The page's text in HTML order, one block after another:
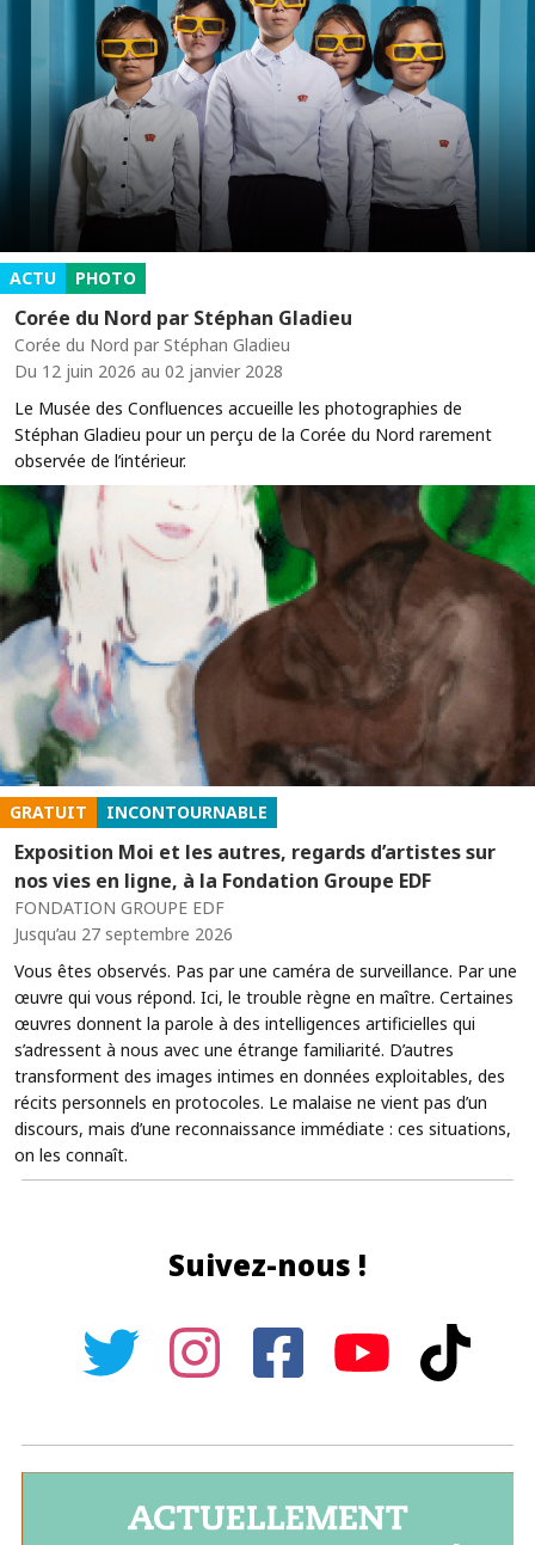
ACTU PHOTO
Corée du Nord par Stéphan Gladieu
Corée du Nord par Stéphan Gladieu
Du 12 juin 2026 au 02 janvier 2028
Le Musée des Confluences accueille les photographies de
Stéphan Gladieu pour un perçu de la Corée du Nord rarement
observée de l’intérieur.
GRATUIT INCONTOURNABLE
Exposition Moi et les autres, regards d’artistes sur
nos vies en ligne, à la Fondation Groupe EDF
FONDATION GROUPE EDF
Jusqu’au 27 septembre 2026
Vous êtes observés. Pas par une caméra de surveillance. Par une
œuvre qui vous répond. Ici, le trouble règne en maître. Certaines
œuvres donnent la parole à des intelligences artificielles qui
s’adressent à nous avec une étrange familiarité. D’autres
transforment des images intimes en données exploitables, des
récits personnels en protocoles. Le malaise ne vient pas d’un
discours, mais d’une reconnaissance immédiate : ces situations,
on les connaît.
Suivez-nous !